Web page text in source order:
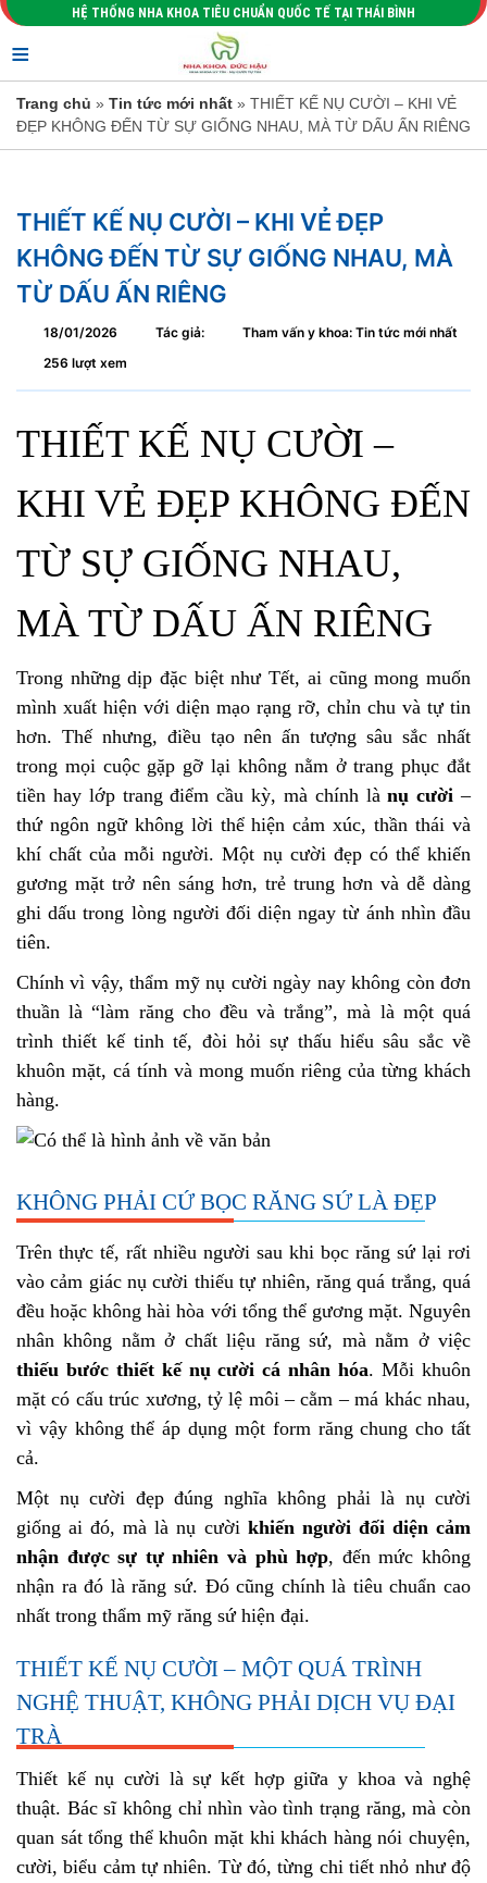
HỆ THỐNG NHA KHOA TIÊU CHUẨN QUỐC TẾ TẠI THÁI BÌNH
≡
Trang chủ » Tin tức mới nhất » THIẾT KẾ NỤ CƯỜI – KHI VẺ
ĐẸP KHÔNG ĐẾN TỪ SỰ GIỐNG NHAU, MÀ TỪ DẤU ẤN RIÊNG
THIẾT KẾ NỤ CƯỜI – KHI VẺ ĐẸP
KHÔNG ĐẾN TỪ SỰ GIỐNG NHAU, MÀ
TỪ DẤU ẤN RIÊNG
18/01/2026 Tác giả:
Tham vấn y khoa: Tin tức mới nhất
256 lượt xem
THIẾT KẾ NỤ CƯỜI –
KHI VẺ ĐẸP KHÔNG ĐẾN
TỪ SỰ GIỐNG NHAU,
MÀ TỪ DẤU ẤN RIÊNG
Trong những dịp đặc biệt như Tết, ai cũng mong muốn
mình xuất hiện với diện mạo rạng rỡ, chỉn chu và tự tin
hơn. Thế nhưng, điều tạo nên ấn tượng sâu sắc nhất
trong mọi cuộc gặp gỡ lại không nằm ở trang phục đắt
tiền hay lớp trang điểm cầu kỳ, mà chính lànụ cười –
thứ ngôn ngữ không lời thể hiện cảm xúc, thần thái và
khí chất của mỗi người. Một nụ cười đẹp có thể khiến
gương mặt trở nên sáng hơn, trẻ trung hơn và dễ dàng
ghi dấu trong lòng người đối diện ngay từ ánh nhìn đầu
tiên.
Chính vì vậy, thẩm mỹ nụ cười ngày nay không còn đơn
thuần là “làm răng cho đều và trắng”, mà là một quá
trình thiết kế tinh tế, đòi hỏi sự thấu hiểu sâu sắc về
khuôn mặt, cá tính và mong muốn riêng của từng khách
hàng.
KHÔNG PHẢI CỨ BỌC RĂNG SỨ LÀ ĐẸP
Trên thực tế, rất nhiều người sau khi bọc răng sứ lại rơi
vào cảm giác nụ cười thiếu tự nhiên, răng quá trắng, quá
đều hoặc không hài hòa với tổng thể gương mặt. Nguyên
nhân không nằm ở chất liệu răng sứ, mà nằm ở việc
thiếu bước thiết kế nụ cười cá nhân hóa. Mỗi khuôn
mặt có cấu trúc xương, tỷ lệ môi – cằm – má khác nhau,
vì vậy không thể áp dụng một form răng chung cho tất
cả.
Một nụ cười đẹp đúng nghĩa không phải là nụ cười
giống ai đó, mà là nụ cười khiến người đối diện cảm
nhận được sự tự nhiên và phù hợp, đến mức không
nhận ra đó là răng sứ. Đó cũng chính là tiêu chuẩn cao
nhất trong thẩm mỹ răng sứ hiện đại.
THIẾT KẾ NỤ CƯỜI – MỘT QUÁ TRÌNH
NGHỆ THUẬT, KHÔNG PHẢI DỊCH VỤ ĐẠI
TRÀ
Thiết kế nụ cười là sự kết hợp giữa y khoa và nghệ
thuật. Bác sĩ không chỉ nhìn vào tình trạng răng, mà còn
quan sát tổng thể khuôn mặt khi khách hàng nói chuyện,
cười, biểu cảm tự nhiên. Từ đó, từng chi tiết nhỏ như độ